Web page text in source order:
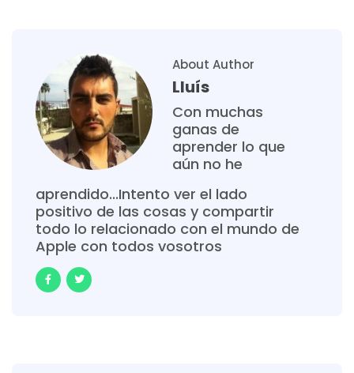
About Author
Lluís
Con muchas
ganas de
aprender lo que
aún no he
aprendido...Intento ver el lado
positivo de las cosas y compartir
todo lo relacionado con el mundo de
Apple con todos vosotros